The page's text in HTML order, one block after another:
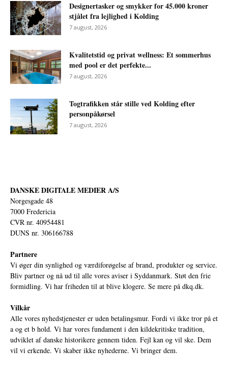
Designertasker og smykker for 45.000 kroner
stjålet fra lejlighed i Kolding
7 august, 2026
Kvalitetstid og privat wellness: Et sommerhus
med pool er det perfekte...
7 august, 2026
Togtrafikken står stille ved Kolding efter
personpåkørsel
7 august, 2026
DANSKE DIGITALE MEDIER A/S
Norgesgade 48
7000 Fredericia
CVR nr. 40954481
DUNS nr. 306166788
Partnere
Vi øger din synlighed og værdiforøgelse af brand, produkter og service.
Bliv partner og nå ud til alle vores aviser i Syddanmark. Støt den frie
formidling. Vi har friheden til at blive klogere. Se mere på dkq.dk.
Vilkår
Alle vores nyhedstjenester er uden betalingsmur. Fordi vi ikke tror på et
a og et b hold. Vi har vores fundament i den kildekritiske tradition,
udviklet af danske historikere gennem tiden. Fejl kan og vil ske. Dem
vil vi erkende. Vi skaber ikke nyhederne. Vi bringer dem.